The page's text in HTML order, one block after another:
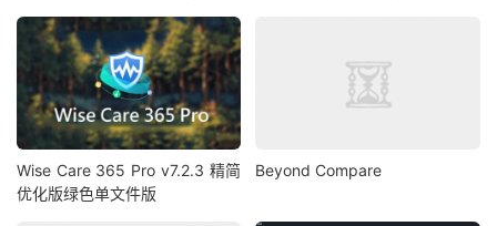
Wise Care 365 Pro v7.2.3 精简
优化版绿色单文件版
Beyond Compare